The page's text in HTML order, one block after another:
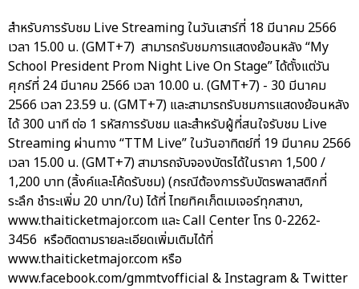
สำหรับการรับชม Live Streaming ในวันเสาร์ที่ 18 มีนาคม 2566
เวลา 15.00 น. (GMT+7) สามารถรับชมการแสดงย้อนหลัง “My
School President Prom Night Live On Stage” ได้ตั้งแต่วัน
ศุกร์ที่ 24 มีนาคม 2566 เวลา 10.00 น. (GMT+7) - 30 มีนาคม
2566 เวลา 23.59 น. (GMT+7) และสามารถรับชมการแสดงย้อนหลัง
ได้ 300 นาที ต่อ 1 รหัสการรับชม และสำหรับผู้ที่สนใจรับชม Live
Streaming ผ่านทาง “TTM Live” ในวันอาทิตย์ที่ 19 มีนาคม 2566
เวลา 15.00 น. (GMT+7) สามารถจับจองบัตรได้ในราคา 1,500 /
1,200 บาท (ลิ้งค์และโค้ดรับชม) (กรณีต้องการรับบัตรพลาสติกที่
ระลึก ชำระเพิ่ม 20 บาท/ใบ) ได้ที่ ไทยทิคเก็ตเมเจอร์ทุกสาขา,
www.thaiticketmajor.com และ Call Center โทร 0-2262-
3456 หรือติดตามรายละเอียดเพิ่มเติมได้ที่
www.thaiticketmajor.com หรือ
www.facebook.com/gmmtvofficial & Instagram & Twitter